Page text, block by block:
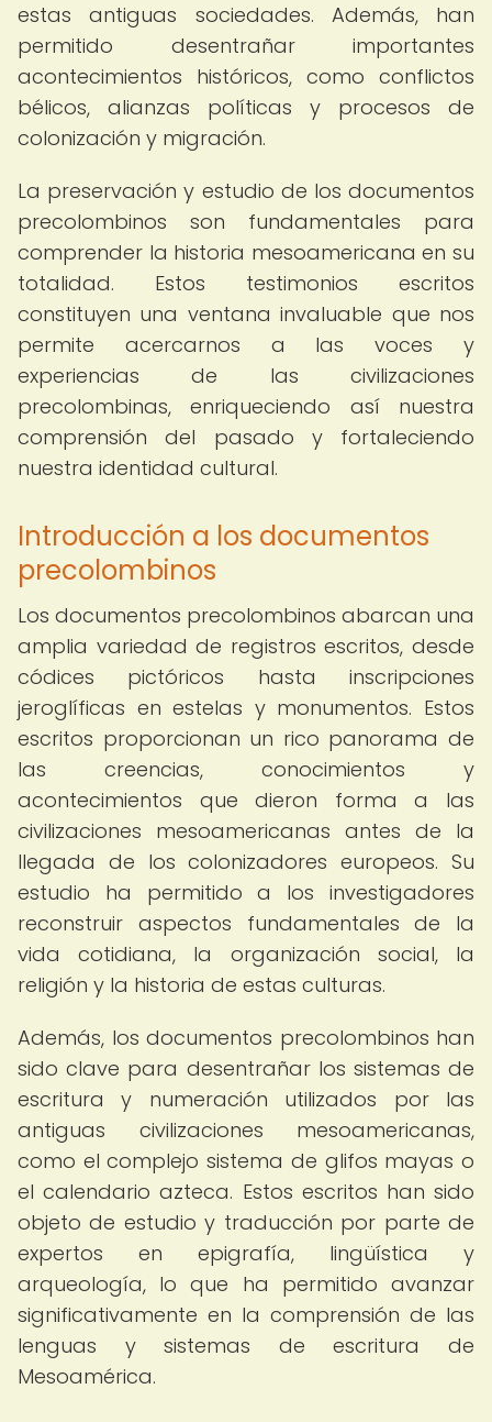
estas antiguas sociedades. Además, han
permitido desentrañar importantes
acontecimientos históricos, como conflictos
bélicos, alianzas políticas y procesos de
colonización y migración.
La preservación y estudio de los documentos
precolombinos son fundamentales para
comprender la historia mesoamericana en su
totalidad. Estos testimonios escritos
constituyen una ventana invaluable que nos
permite acercarnos a las voces y
experiencias de las civilizaciones
precolombinas, enriqueciendo así nuestra
comprensión del pasado y fortaleciendo
nuestra identidad cultural.
Introducción a los documentos
precolombinos
Los documentos precolombinos abarcan una
amplia variedad de registros escritos, desde
códices pictóricos hasta inscripciones
jeroglíficas en estelas y monumentos. Estos
escritos proporcionan un rico panorama de
las creencias, conocimientos y
acontecimientos que dieron forma a las
civilizaciones mesoamericanas antes de la
llegada de los colonizadores europeos. Su
estudio ha permitido a los investigadores
reconstruir aspectos fundamentales de la
vida cotidiana, la organización social, la
religión y la historia de estas culturas.
Además, los documentos precolombinos han
sido clave para desentrañar los sistemas de
escritura y numeración utilizados por las
antiguas civilizaciones mesoamericanas,
como el complejo sistema de glifos mayas o
el calendario azteca. Estos escritos han sido
objeto de estudio y traducción por parte de
expertos en epigrafía, lingüística y
arqueología, lo que ha permitido avanzar
significativamente en la comprensión de las
lenguas y sistemas de escritura de
Mesoamérica.